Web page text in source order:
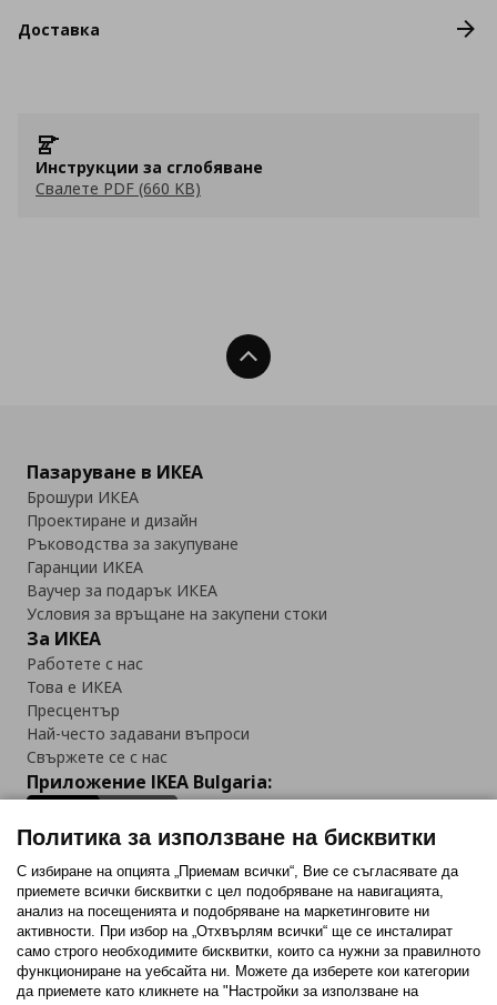
Доставка
Инструкции за сглобяване
Свалете PDF (660 KB)
Нагоре
Пазаруване в ИКЕА
Брошури ИКЕА
Проектиране и дизайн
Ръководства за закупуване
Гаранции ИКЕА
Ваучер за подарък ИКЕА
Условия за връщане на закупени стоки
За ИКЕА
Работете с нас
Това е ИКЕА
Пресцентър
Най-често задавани въпроси
Свържете се с нас
Приложение IKEA Bulgaria:
Последвайте ни:
FacebookTwitterYoutubePinterestInstagram
Политика за използване на бисквитки
С избиране на опцията „Приемам всички“, Вие се съгласявате да
приемете всички бисквитки с цел подобряване на навигацията,
анализ на посещенията и подобряване на маркетинговите ни
активности. При избор на „Отхвърлям всички“ ще се инсталират
само строго необходимитe бисквитки, които са нужни за правилното
функциониране на уебсайта ни. Можете да изберете кои категории
да приемете като кликнете на "Настройки за използване на